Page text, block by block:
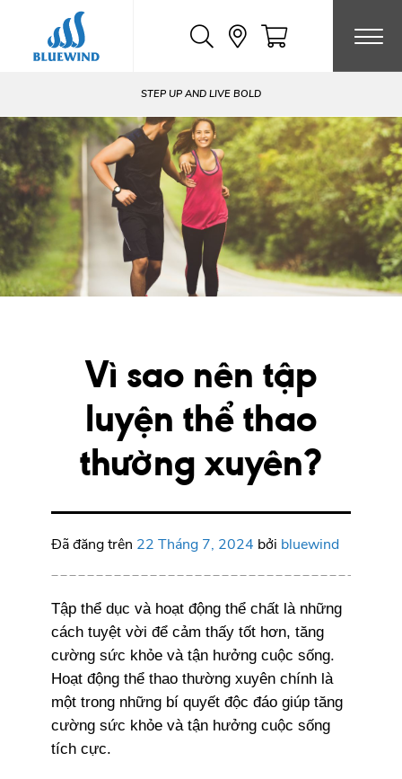
STEP UP AND LIVE BOLD
Vì sao nên tập
luyện thể thao
thường xuyên?
Đã đăng trên 22 Tháng 7, 2024 bởi bluewind
Tập thể dục và hoạt động thể chất là những
cách tuyệt vời để cảm thấy tốt hơn, tăng
cường sức khỏe và tận hưởng cuộc sống.
Hoạt động thể thao thường xuyên chính là
một trong những bí quyết độc đáo giúp tăng
cường sức khỏe và tận hưởng cuộc sống
tích cực.